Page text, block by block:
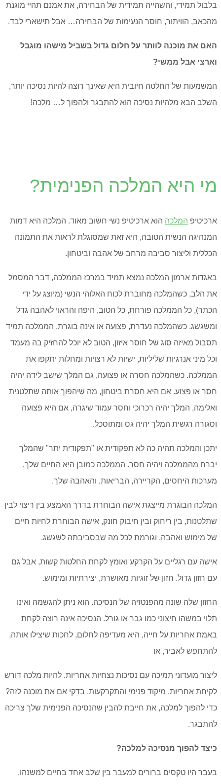
בלבול תמידי, והשהייה תמידית של הבחירה, את אמנם תהיי מוגנת
מהכאב, הוויתור, חוסר הנעימות של הבחירה… אבל תישארי לבד.
האם את מוכנה לוותר על חלום גדול בשביל מישהו מוגבל
וארצי אבל ממשי?
המשמעות של החלטה חיובית היא שאינך רוצה להיות נסיכה יותר,
השלב הבא מלהיות נסיכה הוא להתבגר ולהפוך ל… מלכה!
מי היא המלכה הפנימית?
ארכיטיפ המלכה הוא ארכיטיפ נשי חשוב מאוד. המלכה היא דמות
המנהיגה הנשית הטובה, היא זאת שמסוגלת לראות את התמונה
הכללית וליצור סביבה מרחב של אהבה וביטחון.
באגדות ארמון המלכה נמצא תמיד במרכז הממלכה, דבר המסמל
את הלב, כשהמלכה מחוברת לכוח האלוהי הנשי (מיוצג על ידי
הכתר), כל הממלכה פורחת, כל הטוב, היפה והראוי לאהבה גדל
ומשגשג. כשהמלכה נעדרת, פצועה או אינה בוגרת, הממלכה תמיד
תסבול מאיזה סוג של חוסר איזון, הטוב לא יוכל להחזיק בה מעמד
וכל מיני אנרגיות שליליות, ישיות לא רצויות ומחלות יתקפו את
הממלכה. כשהמלכה חסרה או פצועה, גם המלך שישב לידה יהיה
חסר או פצוע. אם היא חסרת ביטחון, מה שיהפוך אותה שתלטנית
ואלימה, המלך יהיה רכרוכי וחסר עמוד שיגרה, אם היא פצועה
וסגורה רגשית המלך יהיה גס ומתוסכל.
יתכן והמלכה תהיה כה לא תפקודית או "תפקודית יתר" שהמלך
יברח מהממלכה ויהיה חסר. הממלכה כמובן היא החיים שלך,
מערכות היחסים, הקריירה, הבריאות, והאהבה שלך.
המלכה הבוגרת מייצגת אישה הבוחרת בדרך האמצע בין ריצוי לבין
שתלטנות, בין ריחוק ובין חיבוק חונק, אישה הבוחרת לחיות חיים
של מימוש ואהבה, וגורמת לכל מה שבסביבתה לשגשג.
אישה עם רגליים על הקרקע ואומץ לקחת החלטות קשות, אבל גם
עם חזון גדול. חזון של זוגיות מאושרת, יצירתיות ומימוש.
החזון שלה שונה מהפנטזיה של הנסיכה. הוא ניתן להגשמה ואינו
תלוי במשהו חיצוני כמו גבר או גורל. הנסיכה אינה רוצה לקחת
באמת אחריות על חייה, היא מעדיפה לחלום, לחכות שיצילו אותה,
להתחפש לאביר, או
ליצור מועדוני תמיכה עם נסיכות נצחיות אחריות. להיות מלכה דורש
לקיחת אחריות, מיקוד פנימי והתקרקעות. בדקי אם את מוכנה לזה?
כדי להפוך למלכה, את חייבת להבין שהנסיכה הפנימית שלך צריכה
להתבגר.
כיצד להפוך מנסיכה למלכה?
בעבר היו טקסים ברורים למעבר בין שלב אחד בחיים למשנהו,